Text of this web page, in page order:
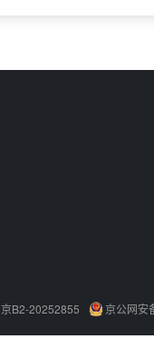
京B2-20252855 京公网安